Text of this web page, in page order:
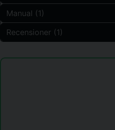
Stig Nilsson frågade
Denna cykel passar
Nej. Dessa X-bikes är för små
question
Fråga oss något om denna
Manual (1)
8829821 Xbike
Recensioner (1)
Anonym